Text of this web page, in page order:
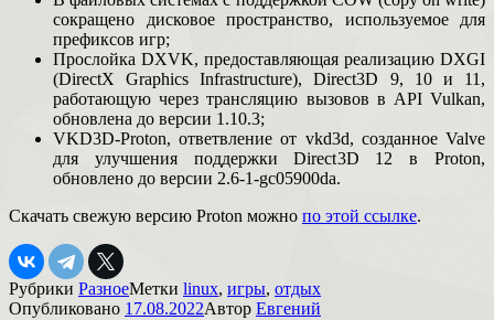
сокращено дисковое пространство, используемое для
префиксов игр;
Прослойка DXVK, предоставляющая реализацию DXGI
(DirectX Graphics Infrastructure), Direct3D 9, 10 и 11,
работающую через трансляцию вызовов в API Vulkan,
обновлена до версии 1.10.3;
VKD3D-Proton, ответвление от vkd3d, созданное Valve
для улучшения поддержки Direct3D 12 в Proton,
обновлено до версии 2.6-1-gc05900da.
Скачать свежую версию Proton можно по этой ссылке.
Рубрики РазноеМетки linux, игры, отдых
Опубликовано 17.08.2022Автор Евгений